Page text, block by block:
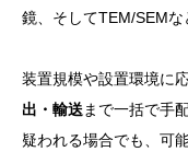
鏡、そしてTEM/SEMな
装置規模や設置環境に
出・輸送まで一括で手
疑われる場合でも、可